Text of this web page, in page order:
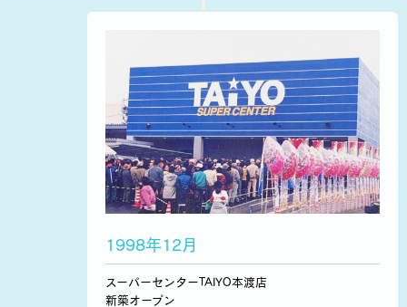
1998年12月
スーパーセンターTAIYO本渡店
新築オープン